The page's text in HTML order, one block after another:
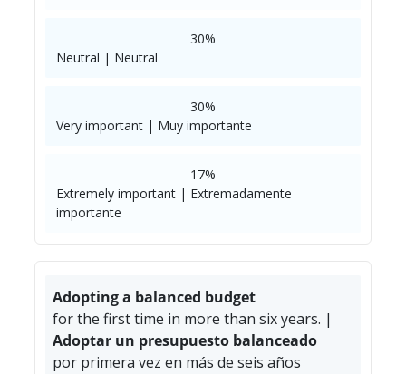
30%
Neutral | Neutral
30%
Very important | Muy importante
17%
Extremely important | Extremadamente
importante
Adopting a balanced budget
for the first time in more than six years. |
Adoptar un presupuesto balanceado
por primera vez en más de seis años